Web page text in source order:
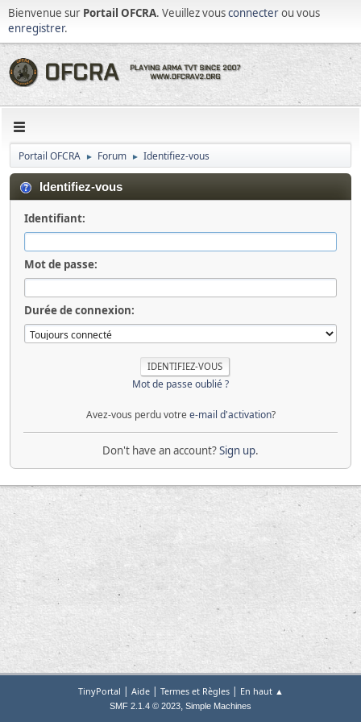
Bienvenue sur Portail OFCRA. Veuillez vousconnecterou vous
enregistrer.
Portail OFCRA ► Forum ► Identifiez-vous
Identifiez-vous
Identifiant:
Mot de passe:
Durée de connexion:
Mot de passe oublié ?
Avez-vous perdu votre e-mail d'activation?
Don't have an account?Sign up.
TinyPortal | Aide| Termes et Règles| En haut ▲
SMF 2.1.4 © 2023, Simple Machines